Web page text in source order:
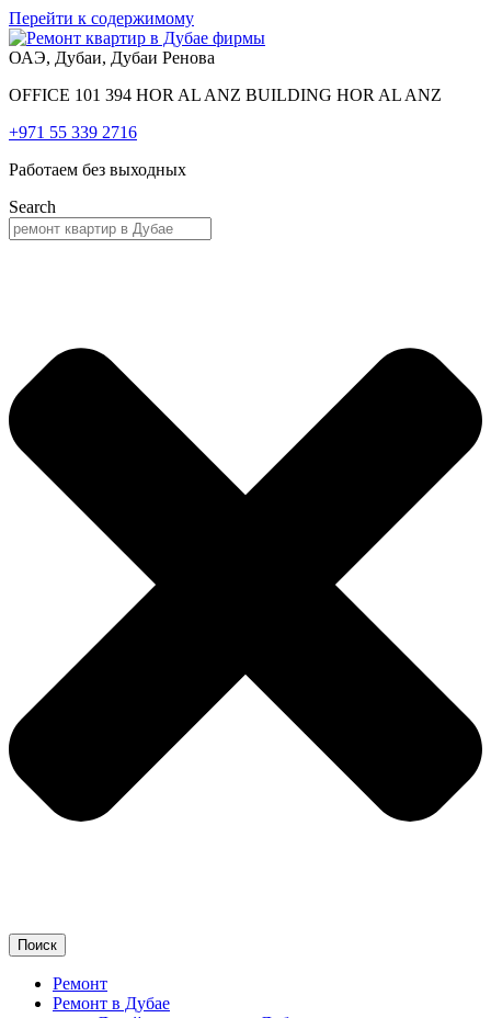
Перейти к содержимому
ОАЭ, Дубаи, Дубаи Ренова
OFFICE 101 394 HOR AL ANZ BUILDING HOR AL ANZ
+971 55 339 2716
Работаем без выходных
Search
Поиск
Ремонт
Ремонт в Дубае